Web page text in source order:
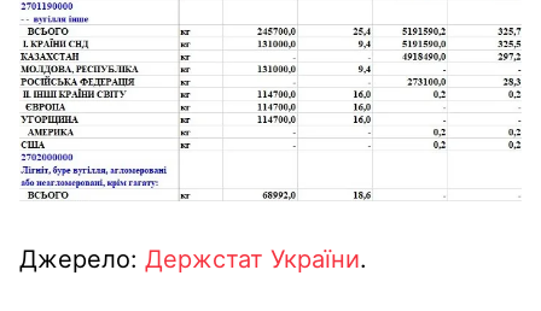
Джерело: Держстат України.